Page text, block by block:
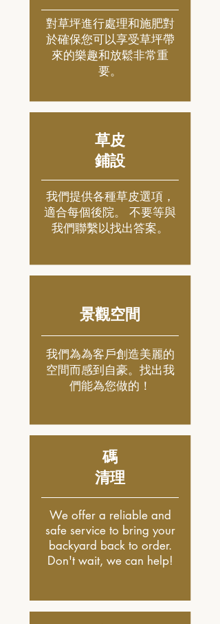
對草坪進行處理和施肥對
於確保您可以享受草坪帶
來的樂趣和放鬆非常重
要。
草皮
鋪設
我們提供各種草皮選項，
適合每個後院。
不要等與
我們聯繫以找出答案。
景觀空間
我們為為客戶創造美麗的
空間而感到自豪。找出我
們能為您做的！
碼
清理
We offer a reliable and
safe service to bring your
backyard back to order.
Don't wait, we can help!